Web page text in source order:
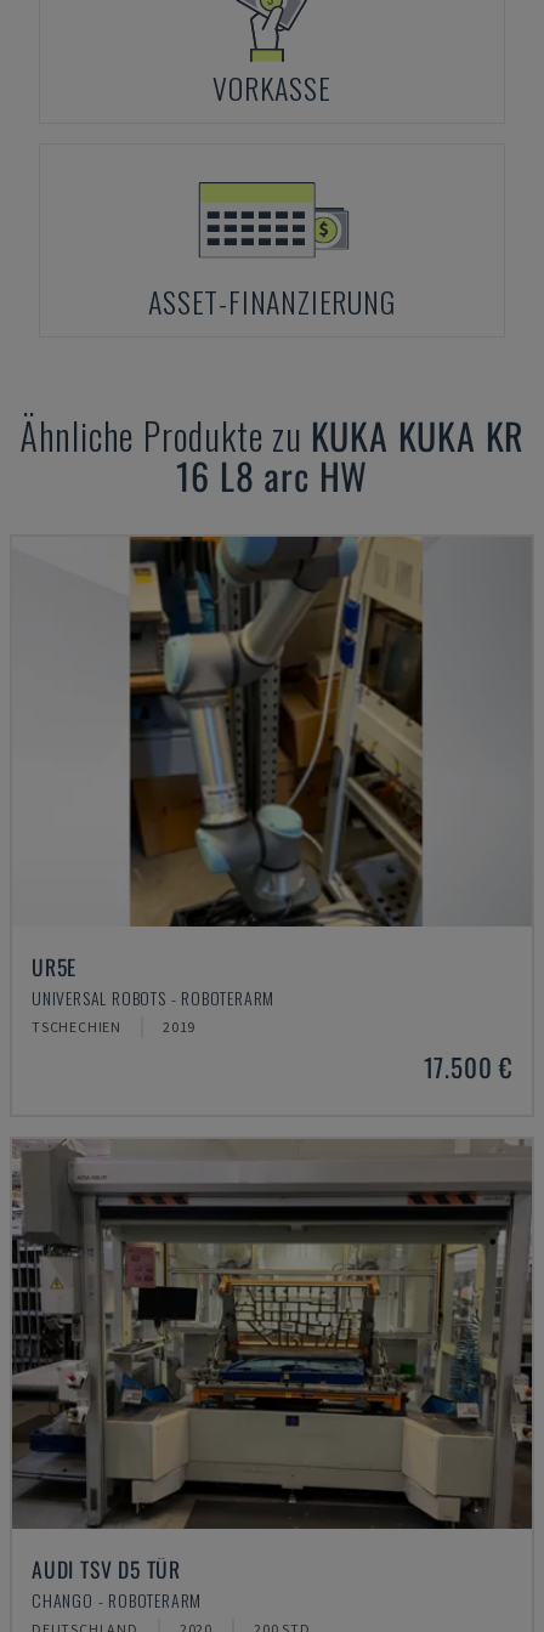
VORKASSE
ASSET-FINANZIERUNG
Ähnliche Produkte zu KUKA KUKA KR
16 L8 arc HW
UR5E
UNIVERSAL ROBOTS - ROBOTERARM
TSCHECHIEN 2019
17.500 €
AUDI TSV D5 TÜR
CHANGO - ROBOTERARM